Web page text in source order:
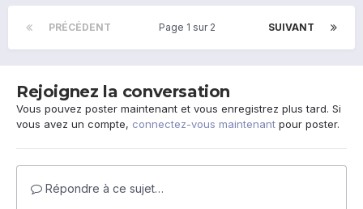
PRÉCÉDENT SUIVANT
Page 1 sur 2
Rejoignez la conversation
Vous pouvez poster maintenant et vous enregistrez plus tard. Si
vous avez un compte, connectez-vous maintenant pour poster.
Répondre à ce sujet…